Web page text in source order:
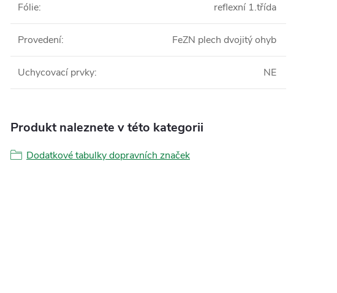
Fólie: reflexní 1.třída
Provedení: FeZN plech dvojitý ohyb
Uchycovací prvky: NE
Produkt naleznete v této kategorii
Dodatkové tabulky dopravních značek